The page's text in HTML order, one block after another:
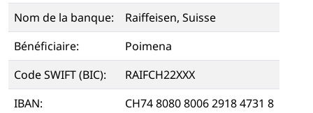
Nom de la banque:
Raiffeisen, Suisse
Bénéficiaire:
Poimena
Code SWIFT (BIC):
RAIFCH22XXX
IBAN:
CH74 8080 8006 2918 4731 8